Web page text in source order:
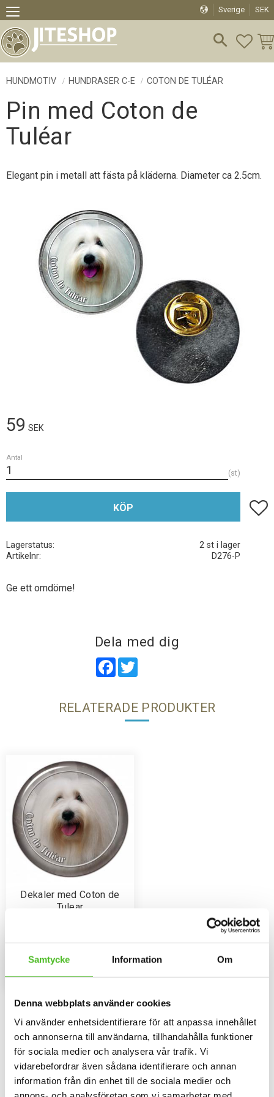
Samtycke Information Om
Denna webbplats använder cookies
Vi använder enhetsidentifierare för att anpassa innehållet
och annonserna till användarna, tillhandahålla funktioner
för sociala medier och analysera vår trafik. Vi
vidarebefordrar även sådana identifierare och annan
information från din enhet till de sociala medier och
Meny
Sverige SEK
HUNDMOTIV HUNDRASER C-E COTON DE TULÉAR
Pin med Coton de
Tuléar
Elegant pin i metall att fästa på kläderna. Diameter ca 2.5cm.
59 SEK
Antal
st
KÖP Lägg
Lagerstatus
2 st i lager
Artikelnr
D276-P
Ge ett omdöme!
Dela med dig
Facebook
Omdömen
Du
RELATERADE PRODUKTER
Dekaler med Coton de
Tulear
Coton de Tulear. Finns i 3
cm i diameter.
Lägg till i favoriter